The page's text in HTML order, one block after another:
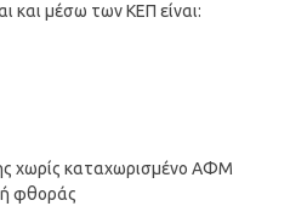
και μέσω των ΚΕΠ είναι:
χωρίς καταχωρισμένο ΑΦΜ
ή φθοράς